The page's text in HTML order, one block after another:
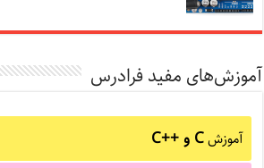
آموزش‌های مفید فرادرس
آموزشC و C++‎